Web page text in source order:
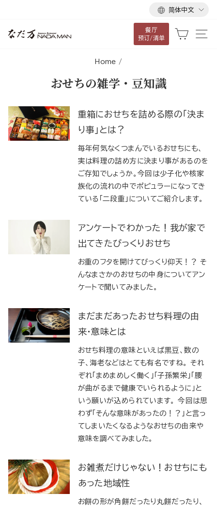
语
言
简体中文
餐厅
预订/清单
大车
Home /
おせちの雑学・豆知識
重箱におせちを詰める際の「決ま
り事」とは？
毎年何気なくつまんでいるおせちにも、
実は料理の詰め方に決まり事があるのを
ご存知でしょうか。今回は少子化や核家
族化の流れの中でポピュラーになってき
ている「二段重」についてご紹介します。
アンケートでわかった！我が家で
出てきたびっくりおせち
お重のフタを開けてびっくり仰天！？ そ
んなまさかのおせちの中身についてアン
ケートで聞いてみました。
まだまだあったおせち料理の由
来・意味とは
おせち料理の意味といえば黒豆、数の
子、海老などはとても有名ですね。 それ
ぞれ「まめまめしく働く」「子孫繁栄」「腰
が曲がるまで健康でいられるように」と
いう願いが込められています。 今回は思
わず「そんな意味があったの！？」と言っ
てしまいたくなるようなおせちの由来や
意味を調べてみました。
お雑煮だけじゃない！おせちにも
あった地域性
お餅の形が角餅だったり丸餅だったり、